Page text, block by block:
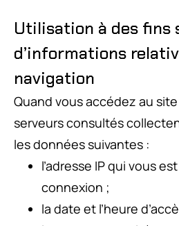
Utilisation à des
d’informations
navigation
Quand vous accédez au
serveurs consultés
les données suivantes :
l’adresse IP qui vous
connexion ;
la date et l’heure